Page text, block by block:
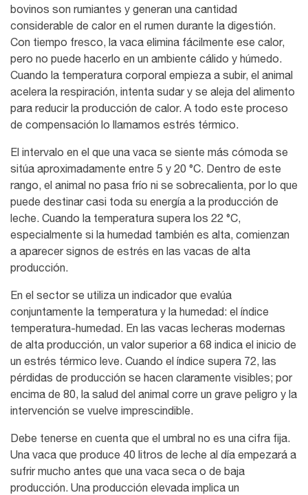
bovinos son rumiantes y generan una cantidad
considerable de calor en el rumen durante la digestión.
Con tiempo fresco, la vaca elimina fácilmente ese calor,
pero no puede hacerlo en un ambiente cálido y húmedo.
Cuando la temperatura corporal empieza a subir, el animal
acelera la respiración, intenta sudar y se aleja del alimento
para reducir la producción de calor. A todo este proceso
de compensación lo llamamos estrés térmico.
El intervalo en el que una vaca se siente más cómoda se
sitúa aproximadamente entre 5 y 20 °C. Dentro de este
rango, el animal no pasa frío ni se sobrecalienta, por lo que
puede destinar casi toda su energía a la producción de
leche. Cuando la temperatura supera los 22 °C,
especialmente si la humedad también es alta, comienzan
a aparecer signos de estrés en las vacas de alta
producción.
En el sector se utiliza un indicador que evalúa
conjuntamente la temperatura y la humedad: el índice
temperatura-humedad. En las vacas lecheras modernas
de alta producción, un valor superior a 68 indica el inicio de
un estrés térmico leve. Cuando el índice supera 72, las
pérdidas de producción se hacen claramente visibles; por
encima de 80, la salud del animal corre un grave peligro y la
intervención se vuelve imprescindible.
Debe tenerse en cuenta que el umbral no es una cifra fija.
Una vaca que produce 40 litros de leche al día empezará a
sufrir mucho antes que una vaca seca o de baja
producción. Una producción elevada implica un